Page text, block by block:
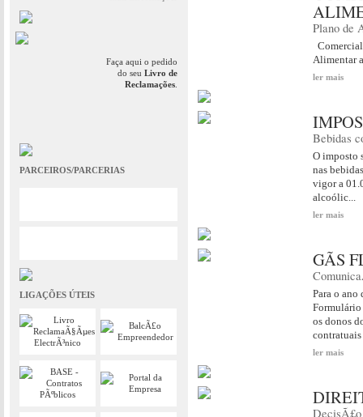
Faça aqui o pedido
do seu Livro de
Reclamações
PARCEIROS/PARCERIAS
LIGAÇÕES ÚTEIS
Plano de
Alimentar
ler mais
Bebidas
O imposto
nas
vigor a
alcoólic...
ler mais
GÃS
Para o ano
Formulário
os donos
contratuais
ler mais